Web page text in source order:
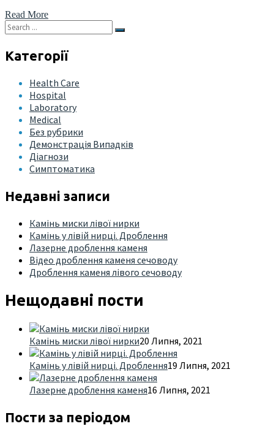
Read More
Категорії
Health Care
Hospital
Laboratory
Medical
Без рубрики
Демонстрація Випадків
Діагнози
Симптоматика
Недавні записи
Камінь миски лівої нирки
Камінь у лівій нирці. Дроблення
Лазерне дроблення каменя
Відео дроблення каменя сечоводу
Дроблення каменя лівого сечоводу
Нещодавні пости
Камінь миски лівої нирки20 Липня, 2021
Камінь у лівій нирці. Дроблення19 Липня, 2021
Лазерне дроблення каменя16 Липня, 2021
Пости за періодом